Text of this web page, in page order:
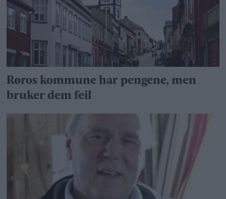
Røros kommune har pengene, men
bruker dem feil